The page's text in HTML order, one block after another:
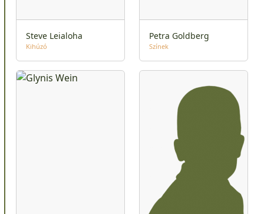
Steve Leialoha
Kihúzó
Petra Goldberg
Színek